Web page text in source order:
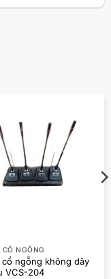
CỔ NGỖNG
cổ ngỗng không dây
VCS-204